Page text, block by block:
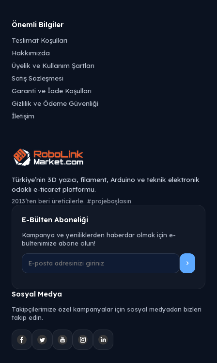
Önemli Bilgiler
Teslimat Koşulları
Hakkımızda
Üyelik ve Kullanım Şartları
Satış Sözleşmesi
Garanti ve İade Koşulları
Gizlilik ve Ödeme Güvenliği
İletişim
Türkiye’nin 3D yazıcı, filament, Arduino ve teknik elektronik
odaklı e-ticaret platformu.
2013’ten beri üreticilerle. #projebaşlasın
E-Bülten Aboneliği
Kampanya ve yeniliklerden haberdar olmak için e-
bültenimize abone olun!
Sosyal Medya
Takipçilerimize özel kampanyalar için sosyal medyadan bizleri
takip edin.